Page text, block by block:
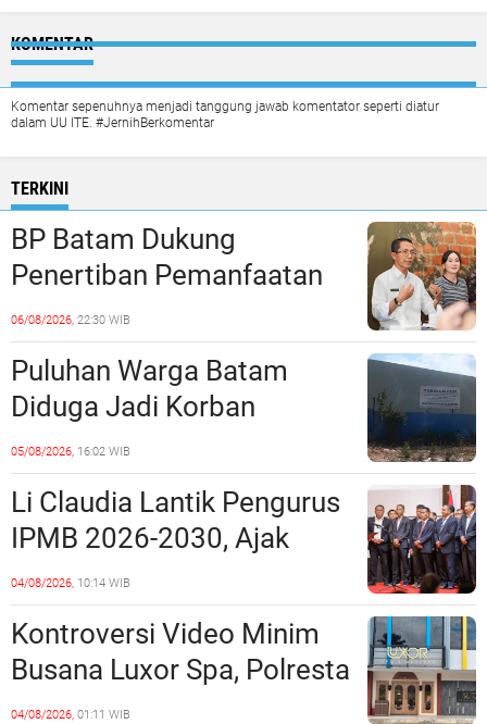
KOMENTAR
Komentar sepenuhnya menjadi tanggung jawab komentator seperti diatur
dalam UU ITE. #JernihBerkomentar
TERKINI
BP Batam Dukung
Penertiban Pemanfaatan
Ruang Laut Sesuai
Ketentuan Peraturan
Perundang-undangan
06/08/2026, 22:30 WIB
Puluhan Warga Batam
Diduga Jadi Korban
Penipuan Kavling Hingga
Miliaran Rupiah, Laporan ke
Polda Kepri Jalan di
Tempat?
05/08/2026, 16:02 WIB
Li Claudia Lantik Pengurus
IPMB 2026-2030, Ajak
Perkuat Kerukunan dan
Sinergi dengan Pemko
Batam
04/08/2026, 10:14 WIB
Kontroversi Video Minim
Busana Luxor Spa, Polresta
Barelang Usut Tuntas
04/08/2026, 01:11 WIB